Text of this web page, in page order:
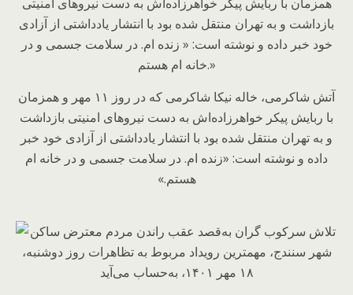
آتش شاکرمی، خاله نیکا شاکرمی که در روز ۱۱ مهر و همزمان
با ربایش پیکر خواهرزاده‌اش به دست نیروهای امنیتی بازداشت
و به تهران منتقل شده بود با انتشار یادداشتی از آزادی خود خبر
داده و نوشته است: «زنده ام. در سلامت جسمی و در خانه ام
هستم.»